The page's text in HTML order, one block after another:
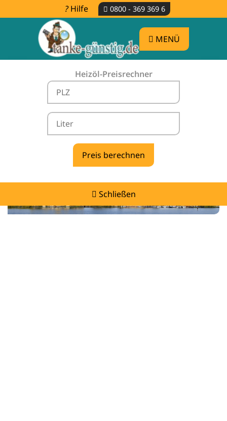
Hilfe 0800 - 369 369 6
MENÜ
Heizöl-Preisrechner
Schließen
Heizölpreise Brudersdorf -
vergleichen & günstig tanken